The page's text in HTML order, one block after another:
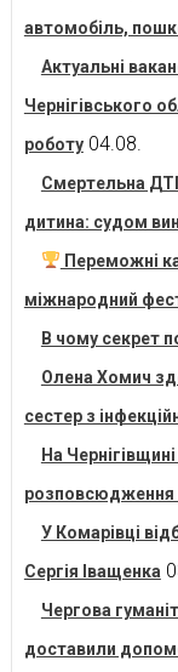
автомобіль,
Актуальні
Чернігівського
роботу 04.08.
Смертельна
дитина: судом
Переможні
міжнародний
В чому секрет
Олена Хомич
сестер з
На
розповсюдження
У Комарівці
Сергія Іващенка
Чергова
доставили